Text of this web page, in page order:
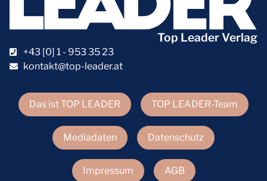
Das ist TOP LEADER TOP LEADER-Team
Mediadaten Datenschutz
Impressum AGB
Top Leader Verlag
+43 [0] 1 - 953 35 23
kontakt@top-leader.at